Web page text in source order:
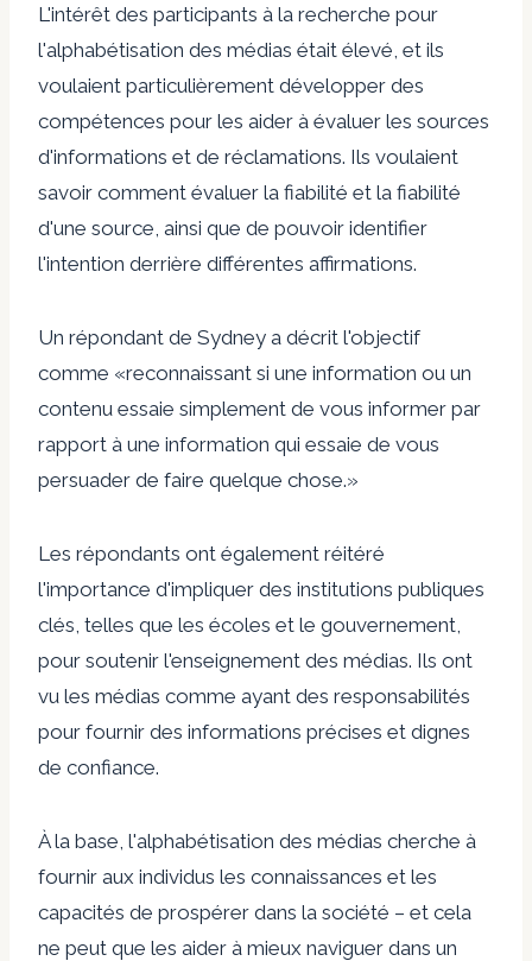
L'intérêt des participants à la recherche pour
l'alphabétisation des médias était élevé, et ils
voulaient particulièrement développer des
compétences pour les aider à évaluer les sources
d'informations et de réclamations. Ils voulaient
savoir comment évaluer la fiabilité et la fiabilité
d'une source, ainsi que de pouvoir identifier
l'intention derrière différentes affirmations.
Un répondant de Sydney a décrit l'objectif
comme «reconnaissant si une information ou un
contenu essaie simplement de vous informer par
rapport à une information qui essaie de vous
persuader de faire quelque chose.»
Les répondants ont également réitéré
l'importance d'impliquer des institutions publiques
clés, telles que les écoles et le gouvernement,
pour soutenir l'enseignement des médias. Ils ont
vu les médias comme ayant des responsabilités
pour fournir des informations précises et dignes
de confiance.
À la base, l'alphabétisation des médias cherche à
fournir aux individus les connaissances et les
capacités de prospérer dans la société – et cela
ne peut que les aider à mieux naviguer dans un